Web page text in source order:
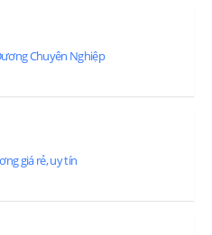
Chuyên Nghiệp
giá rẻ, uy tín